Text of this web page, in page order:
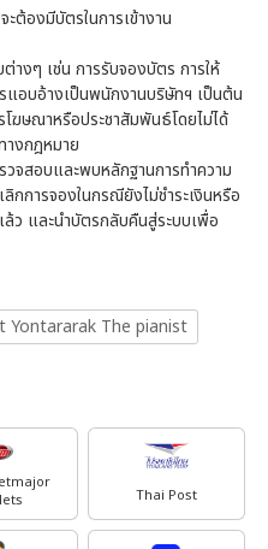
ต้องมีบัตรในการเข้างาน
างๆ เช่น การรับจองบัตร การให้
แอบอ้างเป็นพนักงานบริษัทฯ เป็นต้น
ฆษณาหรือประชาสัมพันธ์โดยไม่ได้
งกฎหมาย
จสอบและพบหลักฐานการทำความ
กการจองในกรณียังไม่ชำระเงินหรือ
ล้ว และนำบัตรกลับคืนสู่ระบบเพื่อ
Yontararak The pianist
Thai Post